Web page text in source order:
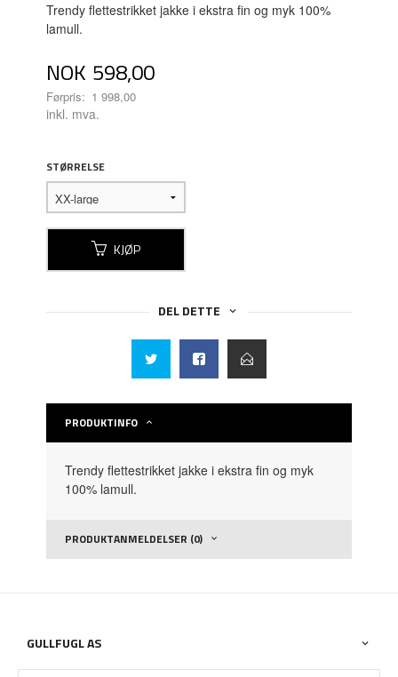
Trendy flettestrikket jakke i ekstra fin og myk 100%
lamull.
Tilbud
NOK 598,00
Førpris: 1 998,00
Rabatt
inkl. mva.
STØRRELSE
KJØP
DEL DETTE
PRODUKTINFO
Trendy flettestrikket jakke i ekstra fin og myk
100% lamull.
PRODUKTANMELDELSER (0)
GULLFUGL AS